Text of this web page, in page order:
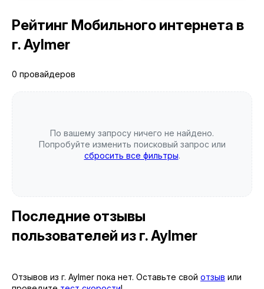
Рейтинг Мобильного интернета в
г. Aylmer
0 провайдеров
По вашему запросу ничего не найдено.
Попробуйте изменить поисковый запрос или
сбросить все фильтры.
Последние отзывы
пользователей из г. Aylmer
Отзывов из г. Aylmer пока нет. Оставьте свой отзыв или